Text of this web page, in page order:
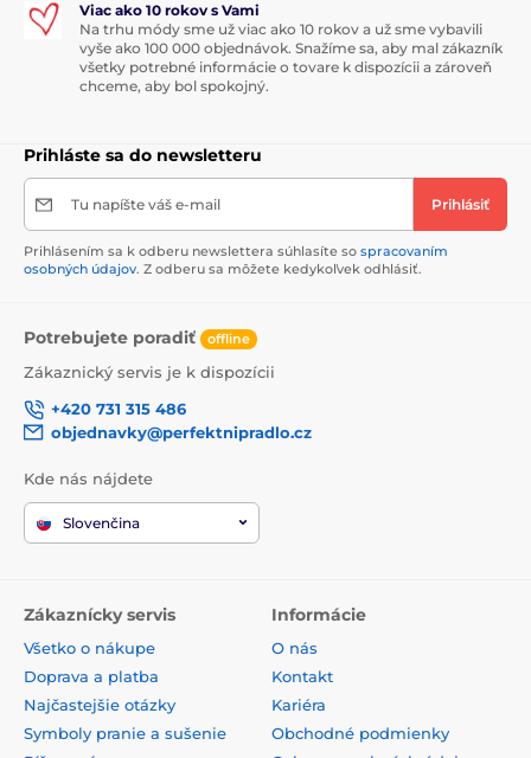
Viac ako 10 rokov s Vami
Na trhu módy sme už viac ako 10 rokov a už sme vybavili
vyše ako 100 000 objednávok. Snažíme sa, aby mal zákazník
všetky potrebné informácie o tovare k dispozícii a zároveň
chceme, aby bol spokojný.
Prihláste sa do newsletteru
Tu napíšte váš e-mail Prihlásiť
Prihlásením sa k odberu newslettera súhlasíte so spracovaním
osobných údajov. Z odberu sa môžete kedykoľvek odhlásiť.
Potrebujete poradiť offline
Zákaznický servis je k dispozícii
+420 731 315 486
objednavky@perfektnipradlo.cz
Kde nás nájdete
Slovenčina
Zákaznícky servis
Všetko o nákupe
Doprava a platba
Najčastejšie otázky
Symboly pranie a sušenie
Informácie
O nás
Kontakt
Kariéra
Obchodné podmienky